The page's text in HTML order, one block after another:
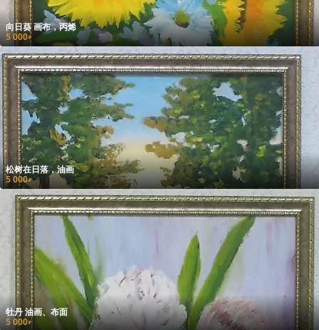
向日葵 画布，丙烯
5 000₽
松树在日落，油画
5 000₽
牡丹 油画、布面
5 000₽